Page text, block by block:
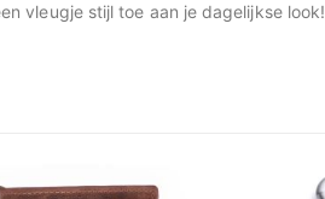
vleugje stijl toe aan je dagelijkse look!